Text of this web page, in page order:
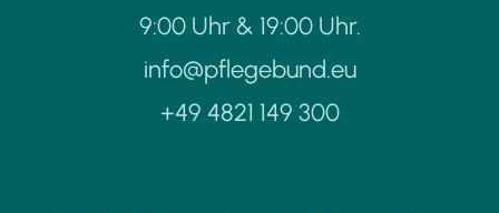
9:00 Uhr & 19:00 Uhr.
info@pflegebund.eu
+49 4821 149 300